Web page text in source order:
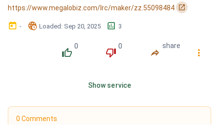
đêm cuối thôi / Oh checkpoint charlie ey / Thứ...
https://www.megalobiz.com/lrc/maker/zz.55098484 󰏌
󰃶 - 󱉊 Loaded: Sep 20, 2025 󱕎 3
󰔔
0
󰔒
0
󰤲
share
󰇙
Show service
0 Comments